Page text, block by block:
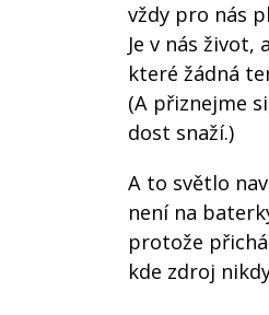
vždy pro nás
Je v nás život,
které žádná
(A přiznejme
dost snaží.)
A to světlo
není na
protože
kde zdroj